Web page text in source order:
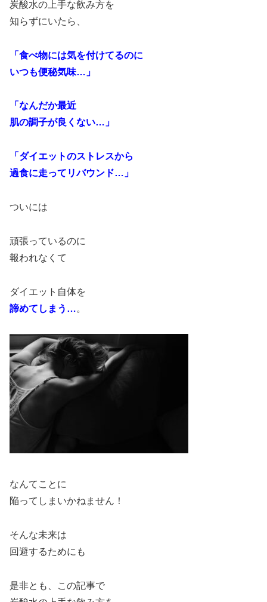
炭酸水の上手な飲み方を
知らずにいたら、
「食べ物には気を付けてるのに
いつも便秘気味…」
「なんだか最近
肌の調子が良くない…」
「ダイエットのストレスから
過食に走ってリバウンド…」
ついには
頑張っているのに
報われなくて
ダイエット自体を
諦めてしまう…。
なんてことに
陥ってしまいかねません！
そんな未来は
回避するためにも
是非とも、この記事で